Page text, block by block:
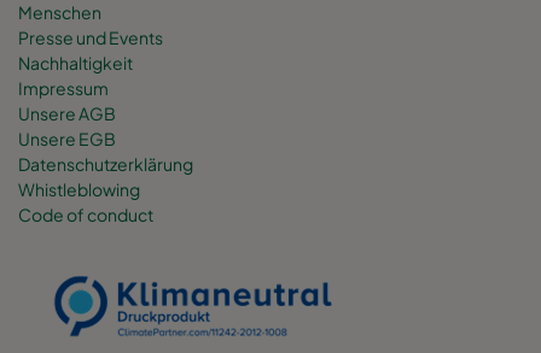
Menschen
Presse und Events
Nachhaltigkeit
Impressum
Unsere AGB
Unsere EGB
Datenschutzerklärung
Whistleblowing
Code of conduct